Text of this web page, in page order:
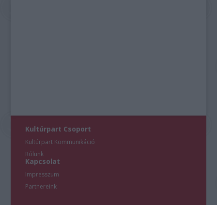
Kultúrpart Csoport
Kultúrpart Kommunikáció
Rólunk
Kapcsolat
Impresszum
Partnereink